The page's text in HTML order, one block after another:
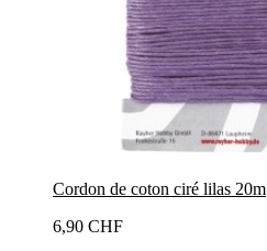
Cordon de coton ciré lilas 20m
6,90 CHF